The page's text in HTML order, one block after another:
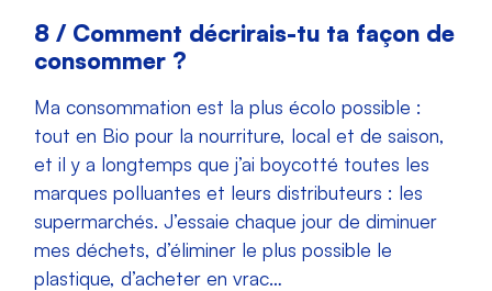
8 / Comment décrirais-tu ta façon de
consommer ?
Ma consommation est la plus écolo possible :
tout en Bio pour la nourriture, local et de saison,
et il y a longtemps que j’ai boycotté toutes les
marques polluantes et leurs distributeurs : les
supermarchés. J’essaie chaque jour de diminuer
mes déchets, d’éliminer le plus possible le
plastique, d’acheter en vrac…